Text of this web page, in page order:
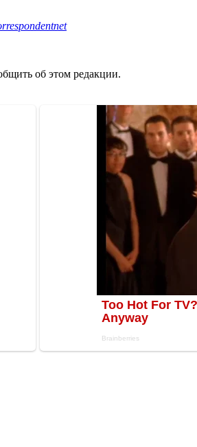
об этом редакции.